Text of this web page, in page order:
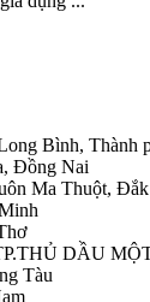
Bình, Thành
Đồng Nai
Ma Thuột,
DẦU
Tàu